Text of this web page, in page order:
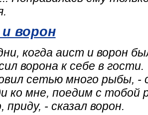
ворон
когда аист и ворон
ворона к себе в гости.
сетью много рыбы, -
ко мне, поедим с тобой
приду, - сказал ворон.